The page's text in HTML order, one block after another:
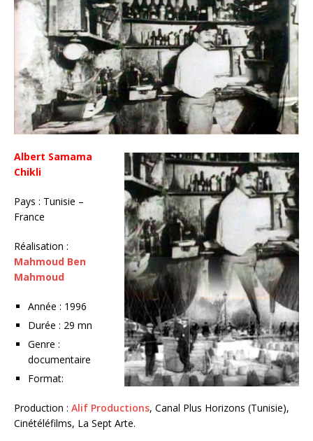
Albert Samama
Chikli
Pays : Tunisie –
France
Réalisation :
Mahmoud Ben
Mahmoud
Année : 1996
Durée : 29 mn
Genre :
documentaire
Format:
Production : Alif Productions, Canal Plus Horizons (Tunisie),
Cinétéléfilms, La Sept Arte.